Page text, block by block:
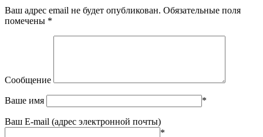
Ваш адрес email не будет опубликован. Обязательные поля
помечены *
Сообщение
Ваше имя *
Ваш E-mail (адрес электронной почты)
*